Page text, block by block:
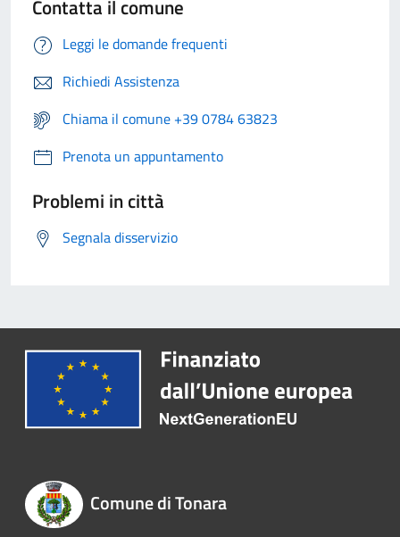
Contatta il comune
Leggi le domande frequenti
Richiedi Assistenza
Chiama il comune +39 0784 63823
Prenota un appuntamento
Problemi in città
Segnala disservizio
Comune di Tonara